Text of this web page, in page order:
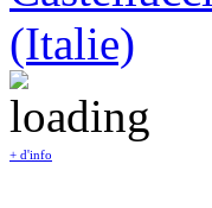
+ d'info